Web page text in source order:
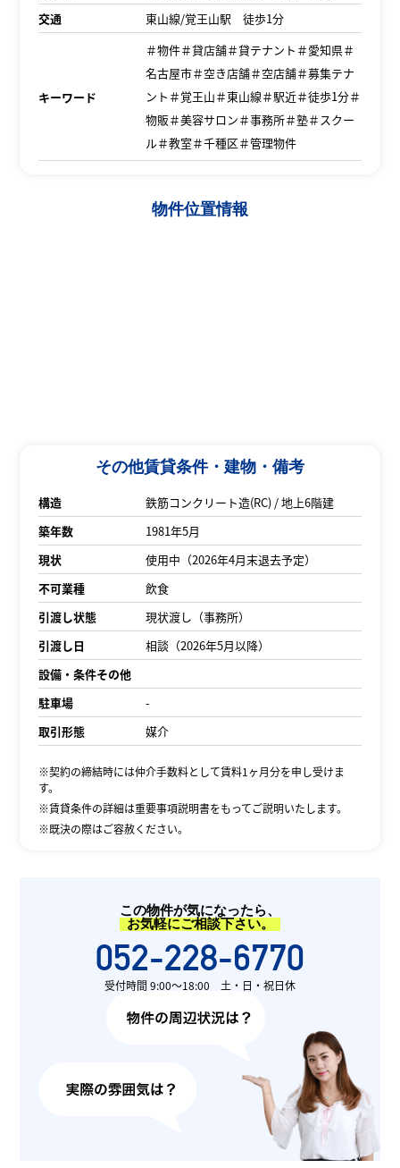
交通
東山線/覚王山駅 徒歩1分
キーワード
＃物件＃貸店舗＃貸テナント＃愛知県＃
名古屋市＃空き店舗＃空店舗＃募集テナ
ント＃覚王山＃東山線＃駅近＃徒歩1分＃
物販＃美容サロン＃事務所＃塾＃スクー
ル＃教室＃千種区＃管理物件
物件位置情報
その他賃貸条件・建物・備考
構造
鉄筋コンクリート造(RC) / 地上6階建
築年数
1981年5月
現状
使用中（2026年4月末退去予定）
不可業種
飲食
引渡し状態
現状渡し（事務所）
引渡し日
相談（2026年5月以降）
設備・条件その他
駐車場
-
取引形態
媒介
※契約の締結時には仲介手数料として賃料1ヶ月分を申し受けま
す。
※賃貸条件の詳細は重要事項説明書をもってご説明いたします。
※既決の際はご容赦ください。
この物件が気になったら、
お気軽にご相談下さい。
052-228-6770
受付時間 9:00〜18:00 土・日・祝日休